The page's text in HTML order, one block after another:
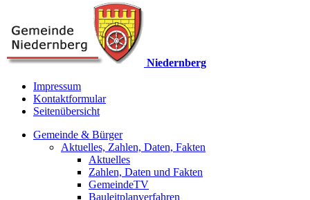
Niedernberg
Impressum
Kontaktformular
Seitenübersicht
Gemeinde & Bürger
Aktuelles, Zahlen, Daten, Fakten
Aktuelles
Zahlen, Daten und Fakten
GemeindeTV
Bauleitplanverfahren